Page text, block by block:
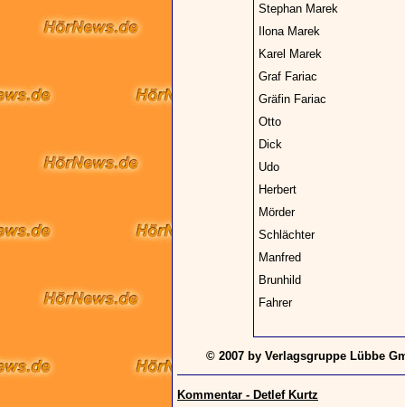
Stephan Marek
Ilona Marek
Karel Marek
Graf Fariac
Gräfin Fariac
Otto
Dick
Udo
Herbert
Mörder
Schlächter
Manfred
Brunhild
Fahrer
© 2007 by Verlagsgruppe Lübbe
Kommentar - Detlef Kurtz